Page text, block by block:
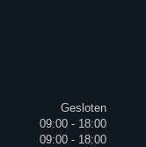
Gesloten
09:00 - 18:00
09:00 - 18:00